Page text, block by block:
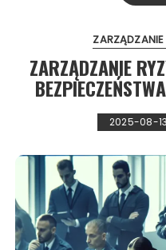
ZARZĄDZANIE
2025-08-13